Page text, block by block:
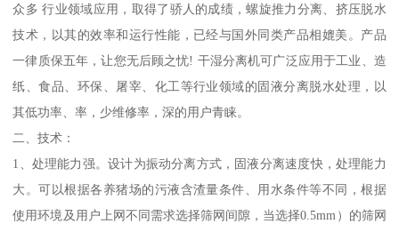
众多 行业领域应用，取得了骄人的成绩，螺旋推力分离、挤压脱水
技术，以其的效率和运行性能，已经与国外同类产品相媲美。产品
一律质保五年，让您无后顾之忧! 干湿分离机可广泛应用于工业、造
纸、食品、环保、屠宰、化工等行业领域的固液分离脱水处理，以
其低功率、率，少维修率，深的用户青睐。
二、技术：
1、处理能力强。设计为振动分离方式，固液分离速度快，处理能力
大。可以根据各养猪场的污液含渣量条件、用水条件等不同，根据
使用环境及用户上网不同需求选择筛网间隙，当选择0.5mm）的筛网